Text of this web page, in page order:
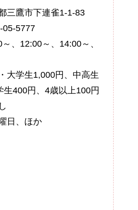
三鷹市下連雀1-1-83
05-5777
、12:00～、14:00～、
大学生1,000円、中高生
生400円、4歳以上100円
日、ほか